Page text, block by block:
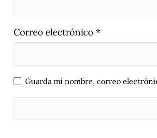
Correo electrónico *
Guarda mi nombre, correo